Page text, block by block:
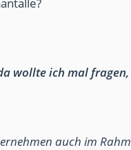
wollte ich mal
auch im